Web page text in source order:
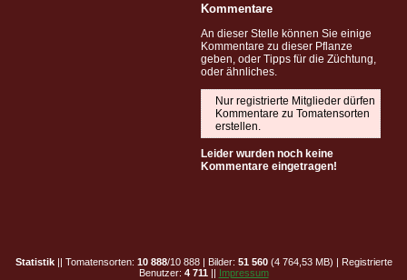
Kommentare
An dieser Stelle können Sie einige
Kommentare zu dieser Pflanze
geben, oder Tipps für die Züchtung,
oder ähnliches.
Nur registrierte Mitglieder dürfen
Kommentare zu Tomatensorten
erstellen.
Leider wurden noch keine
Kommentare eingetragen!
Statistik|| Tomatensorten: 10 888/10 888 | Bilder: 51 560(4 764,53 MB) | Registrierte
Benutzer: 4 711 || Impressum